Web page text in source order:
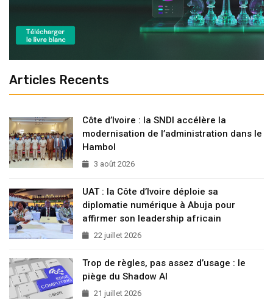
Articles Recents
Côte d’Ivoire : la SNDI accélère la
modernisation de l’administration dans le
Hambol
3 août 2026
UAT : la Côte d’Ivoire déploie sa
diplomatie numérique à Abuja pour
affirmer son leadership africain
22 juillet 2026
Trop de règles, pas assez d’usage : le
piège du Shadow AI
21 juillet 2026